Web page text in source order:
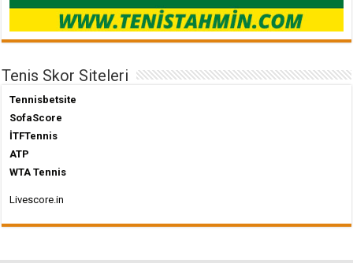
Tenis Skor Siteleri
Tennisbetsite
SofaScore
İTFTennis
ATP
WTA Tennis
Livescore.in